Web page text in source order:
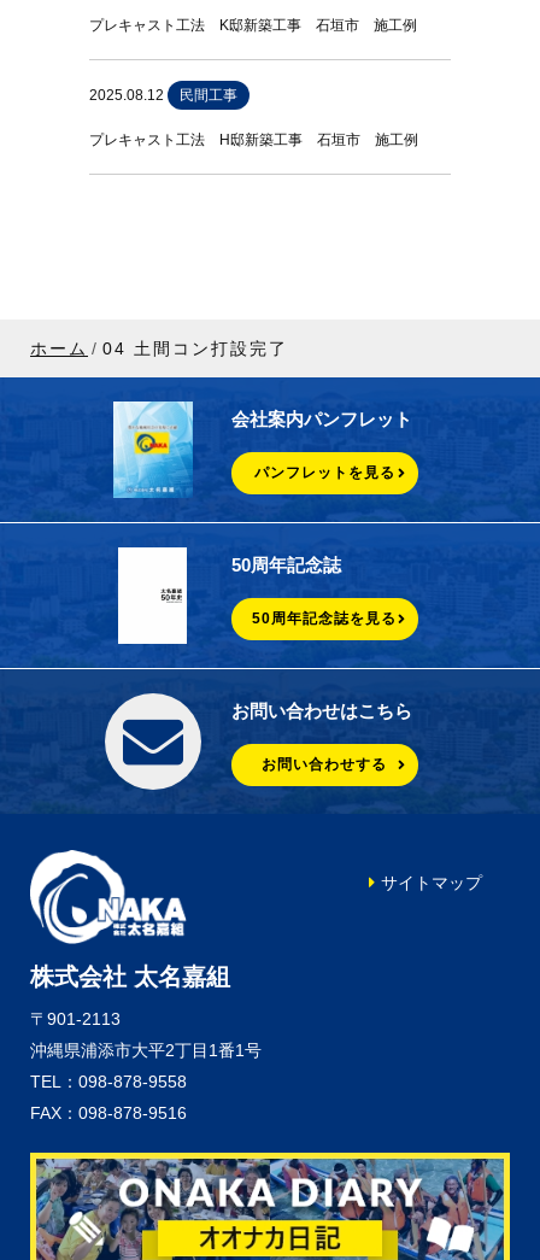
プレキャスト工法 K邸新築工事 石垣市 施工例
2025.08.12 民間工事
プレキャスト工法 H邸新築工事 石垣市 施工例
ホーム 04 土間コン打設完了
会社案内パンフレット
パンフレットを見る
50周年記念誌
50周年記念誌を見る
お問い合わせはこちら
お問い合わせする
株式会社 太名嘉組
〒901-2113
沖縄県浦添市大平2丁目1番1号
TEL：098-878-9558
FAX：098-878-9516
サイトマップ